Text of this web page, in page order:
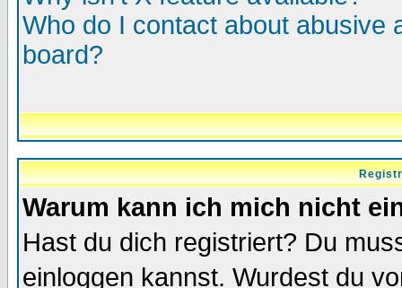
Who do I contact about abusive
board?
Warum kann ich mich nicht
Hast du dich registriert? Du
einloggen kannst. Wurdest du